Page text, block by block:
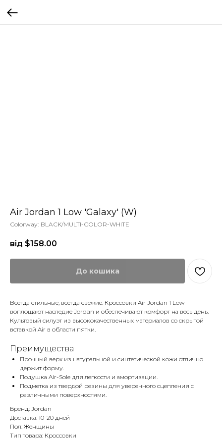
Air Jordan 1 Low 'Galaxy' (W)
Colorway: BLACK/MULTI-COLOR-WHITE
від $158.00
До кошика
Всегда стильные, всегда свежие. Кроссовки Air Jordan 1 Low
воплощают наследие Jordan и обеспечивают комфорт на весь день.
Культовый силуэт из высококачественных материалов со скрытой
вставкой Air в области пятки.
Преимущества
Прочный верх из натуральной и синтетической кожи отлично
держит форму.
Подушка Air-Sole для легкости и амортизации.
Подметка из твердой резины для уверенного сцепления с
различными поверхностями.
Бренд: Jordan
Доставка: 10-20 дней
Пол: Женщины
Тип товара: Кроссовки